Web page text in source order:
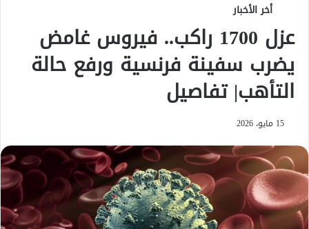
أخر الأخبار
عزل 1700 راكب.. فيروس غامض
يضرب سفينة فرنسية ورفع حالة
التأهب| تفاصيل
15 مايو، 2026